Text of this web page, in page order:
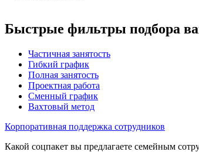
Быстрые фильтры подбора
Частичная занятость
Гибкий график
Полная занятость
Проектная работа
Сменный график
Вахтовый метод
Корпоративная поддержка сотрудников
Какой соцпакет вы предлагаете семейным